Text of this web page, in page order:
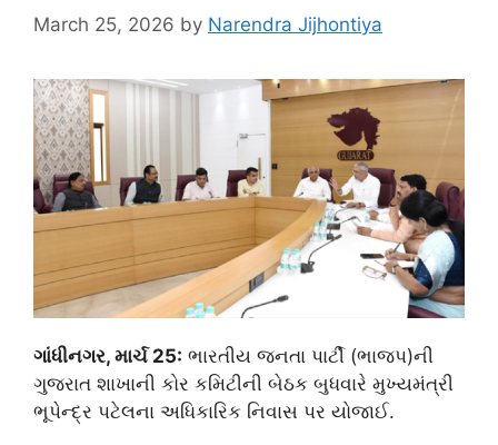
March 25, 2026 by Narendra Jijhontiya
ગાંધીનગર, માર્ચ 25: ભારતીય જનતા પાર્ટી (ભાજપ)ની
ગુજરાત શાખાની કોર કમિટીની બેઠક બુધવારે મુખ્યમંત્રી
ભૂપેન્દ્ર પટેલના અધિકારિક નિવાસ પર યોજાઈ.